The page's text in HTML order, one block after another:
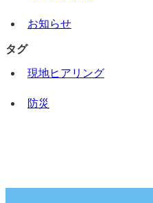
お知らせ
タグ
現地ヒアリング
防災